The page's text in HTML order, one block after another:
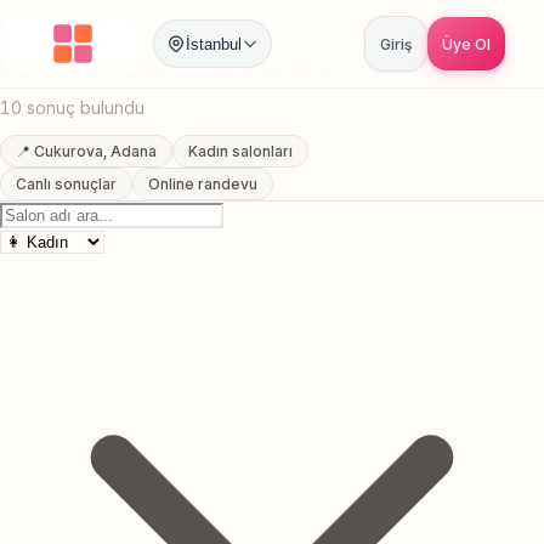
İstanbul Giriş Üye Ol
Anasayfa / Adana Cukurova Kirpik Ekleme
Cukurova, Adana Kirpik Ekleme
10 sonuç bulundu
📍 Cukurova, Adana
Kadın salonları
Canlı sonuçlar
Online randevu